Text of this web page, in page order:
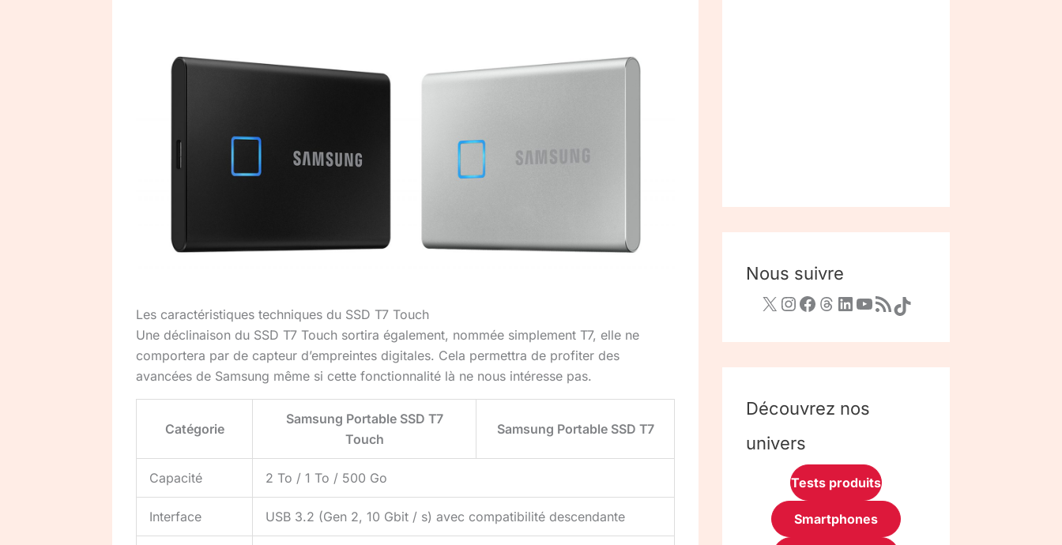
Les caractéristiques techniques du SSD T7 Touch
Une déclinaison du SSD T7 Touch sortira également, nommée simplement T7, elle ne
comportera par de capteur d’empreintes digitales. Cela permettra de profiter des
avancées de Samsung même si cette fonctionnalité là ne nous intéresse pas.
Catégorie
Samsung Portable SSD T7
Touch
Samsung Portable SSD T7
Capacité 2 To / 1 To / 500 Go
Interface USB 3.2 (Gen 2, 10 Gbit / s) avec compatibilité descendante
Nous suivre
Découvrez nos
univers
Tests produits
Smartphones